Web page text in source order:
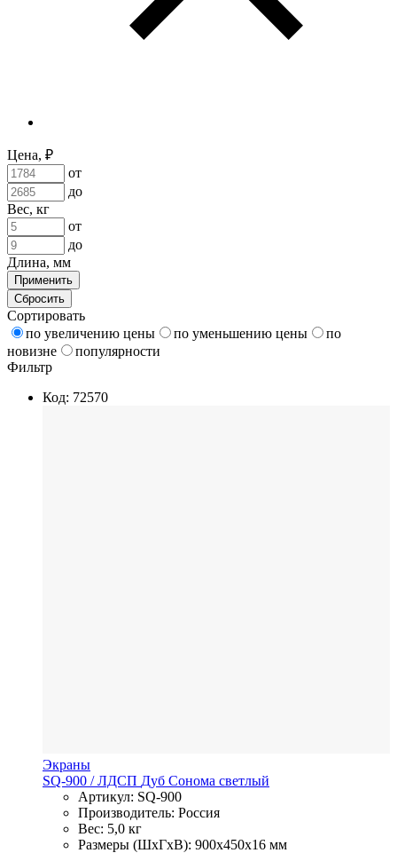
Цена, ₽
от
до
Вес, кг
от
до
Длина, мм
Применить
Сбросить
Сортировать
по увеличению цены
по уменьшению цены
по
новизне
популярности
Фильтр
Код: 72570
Экраны
SQ-900 / ЛДСП Дуб Сонома светлый
Артикул: SQ-900
Производитель: Россия
Вес: 5,0 кг
Размеры (ШхГхВ): 900x450x16 мм